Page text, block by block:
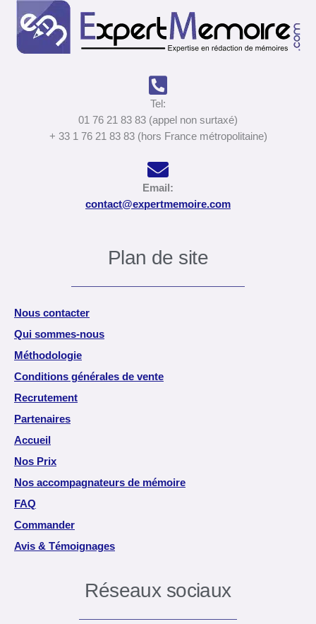
Tel:
01 76 21 83 83 (appel non surtaxé)
+ 33 1 76 21 83 83 (hors France métropolitaine)
Email:
contact@expertmemoire.com
Plan de site
Nous contacter
Qui sommes-nous
Méthodologie
Conditions générales de vente
Recrutement
Partenaires
Accueil
Nos Prix
Nos accompagnateurs de mémoire
FAQ
Commander
Avis & Témoignages
Réseaux sociaux